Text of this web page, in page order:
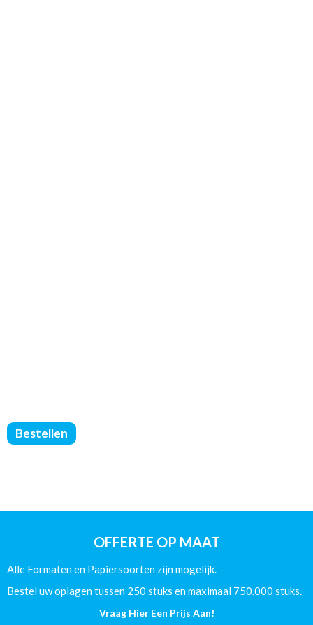
FOLDERS
GEVOUWEN
Bestellen
OFFERTE OP MAAT
Alle Formaten en Papiersoorten zijn mogelijk.
Bestel uw oplagen tussen 250 stuks en maximaal 750.000 stuks.
Vraag Hier Een Prijs Aan!